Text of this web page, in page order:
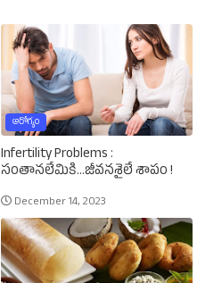
ఆరోగ్యం
Infertility Problems :
సంతానలేమికి...జీవనశైలే శాపం !
December 14, 2023